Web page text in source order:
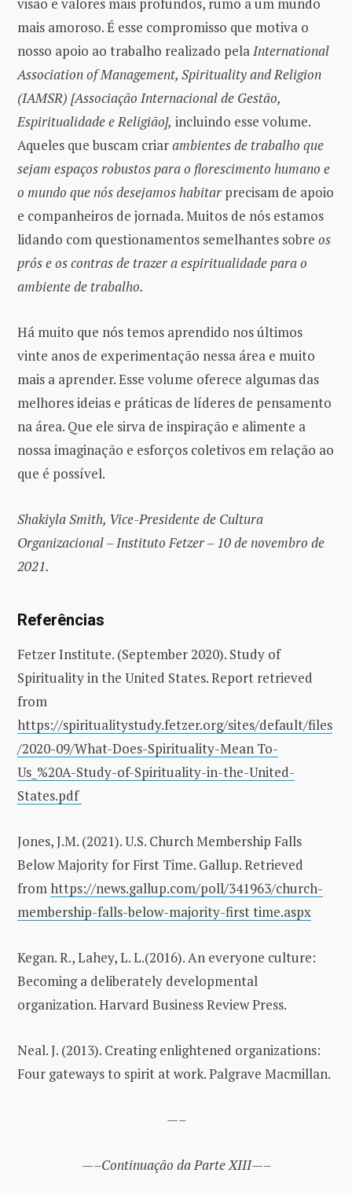
visão e valores mais profundos, rumo a um mundo
mais amoroso. É esse compromisso que motiva o
nosso apoio ao trabalho realizado pelaInternational
Association of Management, Spirituality and Religion
(IAMSR) [Associação Internacional de Gestão,
Espiritualidade e Religião], incluindo esse volume.
Aqueles que buscam criarambientes de trabalho que
sejam espaços robustos para o florescimento humano e
o mundo que nós desejamos habitar precisam de apoio
e companheiros de jornada. Muitos de nós estamos
lidando com questionamentos semelhantes sobre os
prós e os contras de trazer a espiritualidade para o
ambiente de trabalho.
Há muito que nós temos aprendido nos últimos
vinte anos de experimentação nessa área e muito
mais a aprender. Esse volume oferece algumas das
melhores ideias e práticas de líderes de pensamento
na área. Que ele sirva de inspiração e alimente a
nossa imaginação e esforços coletivos em relação ao
que é possível.
Shakiyla Smith, Vice-Presidente de Cultura
Organizacional – Instituto Fetzer – 10 de novembro de
2021.
Referências
Fetzer Institute. (September 2020). Study of
Spirituality in the United States. Report retrieved
from
https://spiritualitystudy.fetzer.org/sites/default/files
/2020-09/What-Does-Spirituality-Mean To-
Us_%20A-Study-of-Spirituality-in-the-United-
States.pdf
Jones, J.M. (2021). U.S. Church Membership Falls
Below Majority for First Time. Gallup. Retrieved
fromhttps://news.gallup.com/poll/341963/church-
membership-falls-below-majority-first time.aspx
Kegan. R., Lahey, L. L.(2016). An everyone culture:
Becoming a deliberately developmental
organization. Harvard Business Review Press.
Neal. J. (2013). Creating enlightened organizations:
Four gateways to spirit at work. Palgrave Macmillan.
—–
—–Continuação da Parte XIII—–